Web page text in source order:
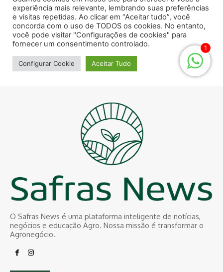
O Safras News é uma plataforma inteligente de notícias,
negócios e educação Agro. Nossa missão é transformar o
Agronegócio.